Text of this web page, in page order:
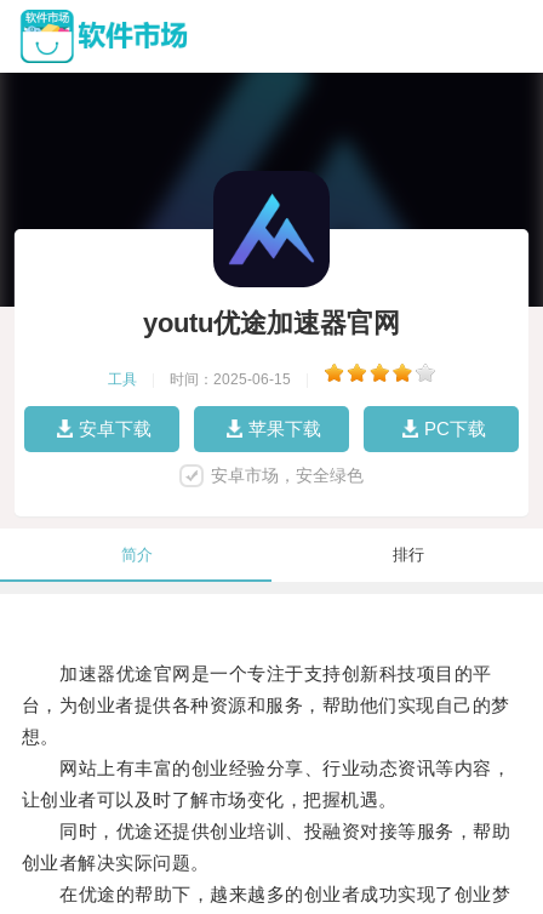
youtu优途加速器官网
工具 时间：2025-06-15
安卓下载 苹果下载 PC下载
安卓市场，安全绿色
简介 排行
加速器优途官网是一个专注于支持创新科技项目的平
台，为创业者提供各种资源和服务，帮助他们实现自己的梦
想。
网站上有丰富的创业经验分享、行业动态资讯等内容，
让创业者可以及时了解市场变化，把握机遇。
同时，优途还提供创业培训、投融资对接等服务，帮助
创业者解决实际问题。
在优途的帮助下，越来越多的创业者成功实现了创业梦